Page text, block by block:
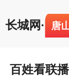
长城网· 唐
百姓看联